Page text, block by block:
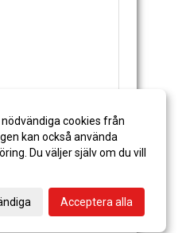
cookies från
kan också använda
Du väljer själv om du vill
Acceptera alla